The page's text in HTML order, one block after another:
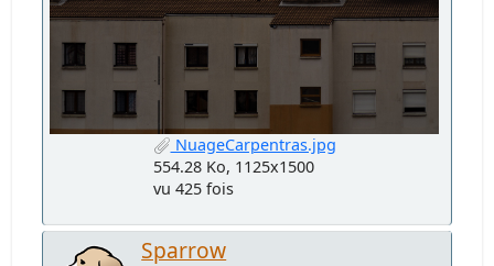
NuageCarpentras.jpg
554.28 Ko, 1125x1500
vu 425 fois
Sparrow